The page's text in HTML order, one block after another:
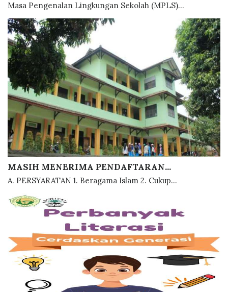
Masa Pengenalan Lingkungan Sekolah (MPLS)...
MASIH MENERIMA PENDAFTARAN...
A. PERSYARATAN 1. Beragama Islam 2. Cukup...